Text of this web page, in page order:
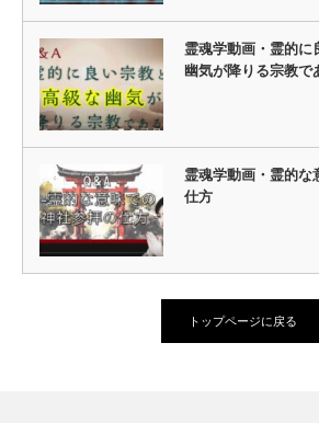
霊魂学動画・霊的に
幽気が降りる宗教で
霊魂学動画・霊的な
仕方
トップページに戻る